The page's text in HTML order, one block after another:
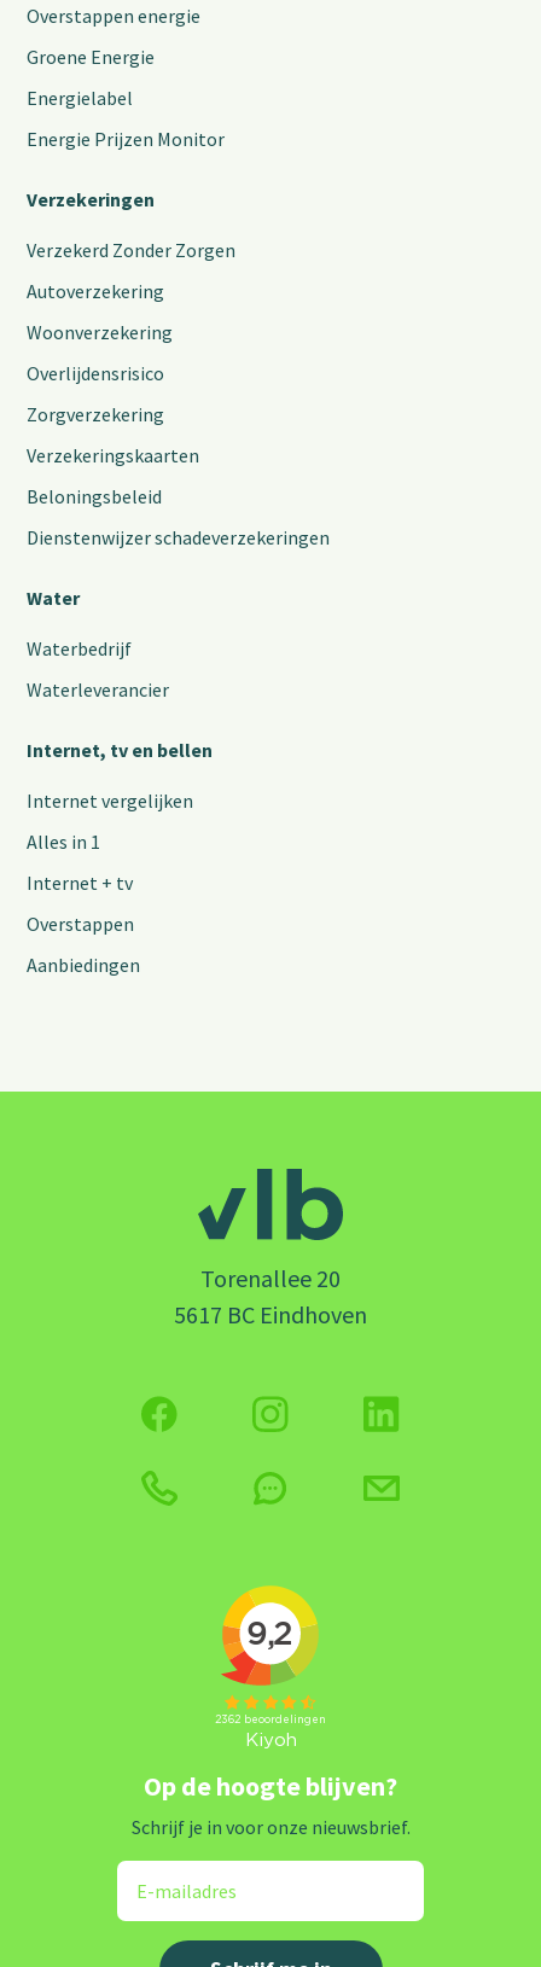
Overstappen energie
Groene Energie
Energielabel
Energie Prijzen Monitor
Verzekeringen
Verzekerd Zonder Zorgen
Autoverzekering
Woonverzekering
Overlijdensrisico
Zorgverzekering
Verzekeringskaarten
Beloningsbeleid
Dienstenwijzer schadeverzekeringen
Water
Waterbedrijf
Waterleverancier
Internet, tv en bellen
Internet vergelijken
Alles in 1
Internet + tv
Overstappen
Aanbiedingen
Torenallee 20
5617 BC Eindhoven
Op de hoogte blijven?
Schrijf je in voor onze nieuwsbrief.